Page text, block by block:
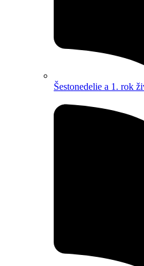
Šestonedelie a 1. rok